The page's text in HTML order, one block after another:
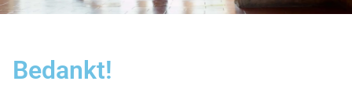
Bedankt!